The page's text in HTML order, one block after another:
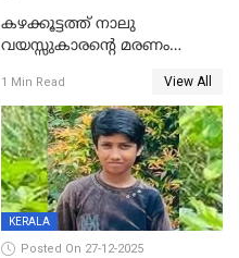
കഴക്കൂട്ടത്ത് നാലു
വയസ്സുകാരന്റെ മരണം
സുഹൃത്തും പൊലീസ്
കസ്റ്റഡിയിൽ
1 Min Read View All
KERALA
Posted On 27-12-2025